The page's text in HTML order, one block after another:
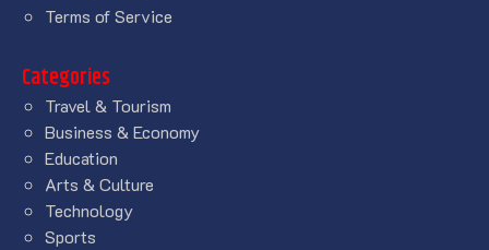
Terms of Service
Categories
Travel & Tourism
Business & Economy
Education
Arts & Culture
Technology
Sports